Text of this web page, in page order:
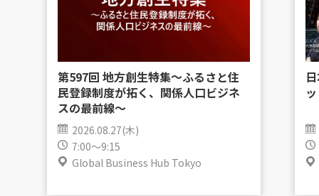
第597回 地方創生特集〜ふるさと住
民登録制度が拓く、関係人口ビジネ
スの最前線〜
2026.08.27(木)
7:00～9:15
Global Business Hub Tokyo